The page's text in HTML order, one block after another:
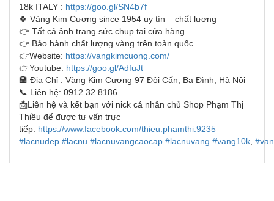
18k ITALY : https://goo.gl/SN4b7f
🍀 Vàng Kim Cương since 1954 uy tín – chất lượng
👉 Tất cả ảnh trang sức chụp tại cửa hàng
👉 Bảo hành chất lượng vàng trên toàn quốc
👉Website: https://vangkimcuong.com/
👉Youtube: https://goo.gl/AdfuJt
🏣 Địa Chỉ : Vàng Kim Cương 97 Đội Cấn, Ba Đình, Hà Nội
📞 Liên hệ: 0912.32.8186.
📩Liên hệ và kết bạn với nick cá nhân chủ Shop Phạm Thị
Thiều để được tư vấn trực
tiếp: https://www.facebook.com/thieu.phamthi.9235
#lacnudep #lacnu #lacnuvangcaocap #lacnuvang #vang10k